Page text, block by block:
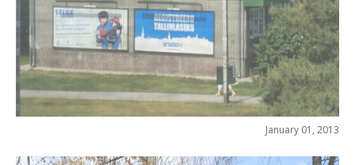
January 01, 2013